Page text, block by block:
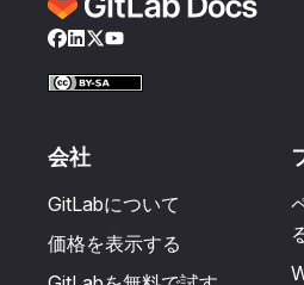
Facebook
LinkedIn
Twitter
YouTube
会社
GitLabについて
価格を表示する